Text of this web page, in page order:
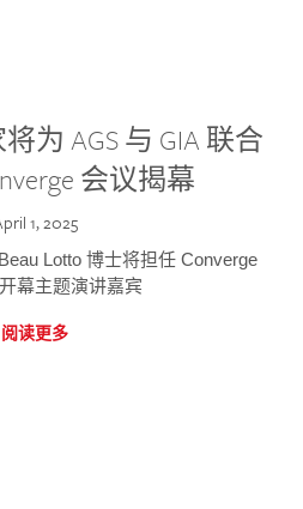
为 AGS 与 GIA 联合
会议揭幕
1, 2025
Lotto 博士将担任 Converge
幕主题演讲嘉宾
阅读更多